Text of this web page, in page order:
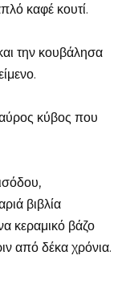
καφέ κουτί.
την κουβάλησα
κύβος που
βιβλία
κεραμικό βάζο
από δέκα χρόνια.